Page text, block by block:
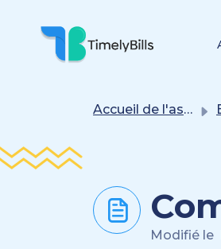
Passer Au Contenu Principal
Accueil de l'assistance
Modifié le